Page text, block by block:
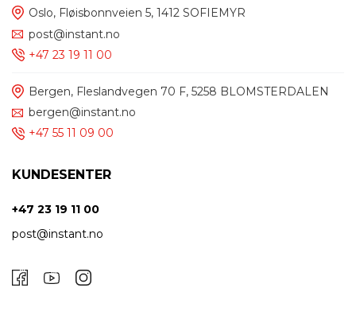
Oslo, Fløisbonnveien 5, 1412 SOFIEMYR
post@instant.no
+47 23 19 11 00
Bergen, Fleslandvegen 70 F, 5258 BLOMSTERDALEN
bergen@instant.no
+47 55 11 09 00
KUNDESENTER
+47 23 19 11 00
post@instant.no